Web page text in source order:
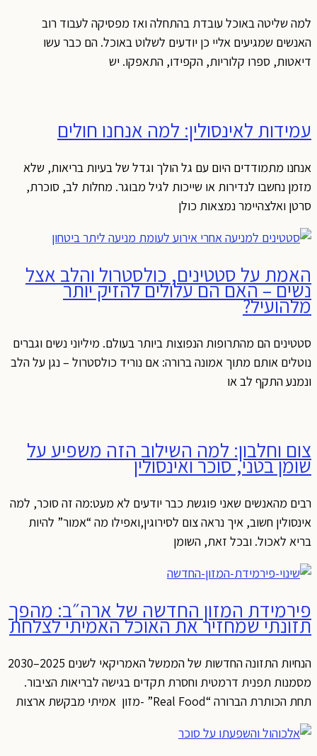
למה שליטה באוכל עובדת בהתחלה ואז מפסיקה לעבוד רוב
האנשים שמגיעים אליי כן יודעים לשלוט באוכל. הם כבר עשו
דיאטות, ספרו קלוריות, הקפידו, התאפקו. יש
עמידות לאינסולין: למה אנחנו חולים
אנחנו מתמודדים היום עם גל הולך וגדל של בעיות בריאות, שלא
מזמן נחשבו לנדירות או שייכות לגיל מבוגר. מחלות לב, סוכרת,
סרטן ואלצהיימר נמצאות כולן
האמת על סטטינים, כולסטרול והלב אצל
נשים – האם הם עלולים להזיק יותר
מלהועיל?
סטטינים הם מהתרופות הנפוצות ביותר בעולם. מיליוני נשים וגברים
נוטלים אותם מתוך אמונה ברורה: אם נוריד כולסטרול – נגן על הלב
ונמנע התקף לב או
צום וחלבון: למה השילוב הזה משפיע על
שומן בטני, סוכר ואינסולין
רבים מהאנשים שאני פוגשת כבר יודעים לא מעט:מה זה סוכר, למה
אינסולין חשוב, איך נראה צום לסירוגין,ואפילו מה “אמור” להיות
בריא לאכול. ובכל זאת, השומן
פירמידת המזון החדשה של ארה״ב: מהפך
תזונתי שמחזיר את האוכל האמיתי לצלחת
הנחיות התזונה החדשות של הממשל האמריקאי לשנים 2025–2030
מסמנות תפנית דרמטית וחסרת תקדים בגישה לבריאות הציבור.
תחת הכותרת הברורה “Real Food” -מזון אמיתי מבקשת ארצות